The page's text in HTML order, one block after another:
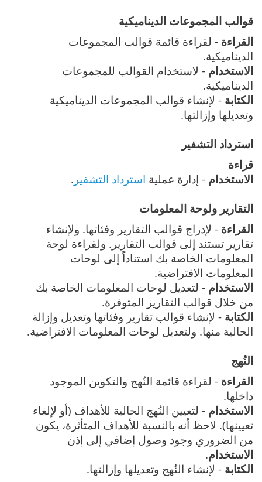
قوالب المجموعات الديناميكية
القراءة - لقراءة قائمة قوالب المجموعات
الديناميكية.
الاستخدام - لاستخدام القوالب للمجموعات
الديناميكية.
الكتابة - لإنشاء قوالب المجموعات الديناميكية
وتعديلها وإزالتها.
استرداد التشفير
قراءة
الاستخدام - إدارة عملية استرداد التشفير .
التقارير ولوحة المعلومات
القراءة - لإدراج قوالب التقارير وفئاتها. ولإنشاء
تقارير تستند إلى قوالب التقارير. ولقراءة لوحة
المعلومات الخاصة بك استناداً إلى لوحات
المعلومات الافتراضية.
الاستخدام - لتعديل لوحات المعلومات الخاصة بك
من خلال قوالب التقارير المتوفرة.
الكتابة - لإنشاء قوالب تقارير وفئاتها وتعديل وإزالة
الحالية منها. ولتعديل لوحات المعلومات الافتراضية.
النُهج
القراءة - لقراءة قائمة النُهج والتكوين الموجود
داخلها.
الاستخدام - لتعيين النُهج الحالية للأهداف (أو لإلغاء
تعيينها). لاحظ أنه بالنسبة للأهداف المتأثرة، يكون
من الضروري وجود وصول إضافي إلى إذن
الاستخدام.
الكتابة - لإنشاء النُهج وتعديلها وإزالتها.